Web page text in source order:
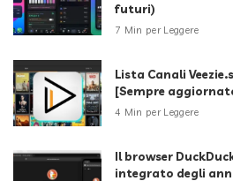
futuri)
7 Min per Leggere
Lista Canali
[Sempre
4 Min per Leggere
Il browser
integrato degli